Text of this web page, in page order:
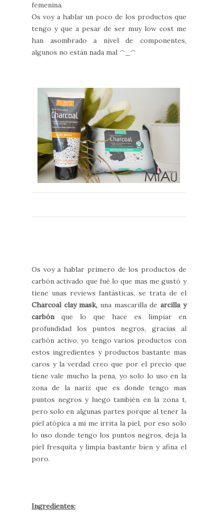
femenina.
Os voy a hablar un poco de los productos que
tengo y que a pesar de ser muy low cost me
han asombrado a nivel de componentes,
algunos no están nada mal ^_^
Os voy a hablar primero de los productos de
carbón activado que fué lo que mas me gustó y
tiene unas reviews fantásticas, se trata de el
Charcoal clay mask, una mascarilla de arcilla y
carbónque lo que hace es limpiar en
profundidad los puntos negros, gracias al
carbón activo, yo tengo varios productos con
estos ingredientes y productos bastante mas
caros y la verdad creo que por el precio que
tiene vale mucho la pena, yo solo lo uso en la
zona de la nariz que es donde tengo mas
puntos negros y luego también en la zona t,
pero solo en algunas partes porque al tener la
piel atópica a mi me irrita la piel, por eso solo
lo uso donde tengo los puntos negros, deja la
piel fresquita y limpia bastante bien y afina el
poro.
Ingredientes: